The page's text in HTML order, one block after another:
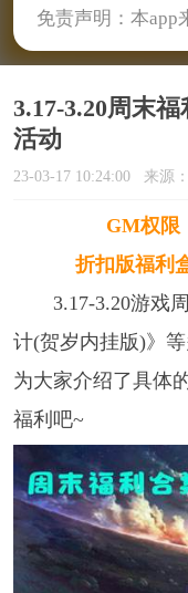
免责声明：本app
3.17-3.20周末
活动
23-03-17 10:24:00 来源
GM权限
折扣版福利
3.17-3.20游戏
计(贺岁内挂版)》
为大家介绍了具体
福利吧~